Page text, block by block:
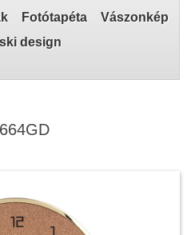
Fotótapéta
Vászonkép
design